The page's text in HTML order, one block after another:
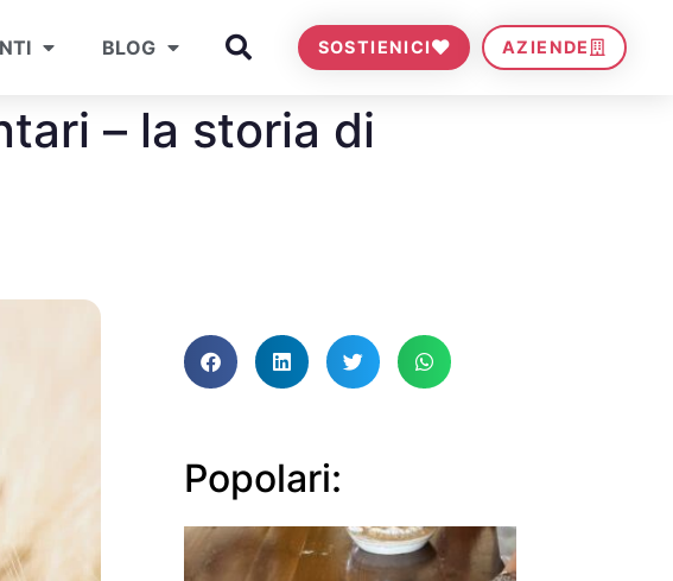
BLOG SOSTIENICI AZIENDE
– la storia di
Popolari: